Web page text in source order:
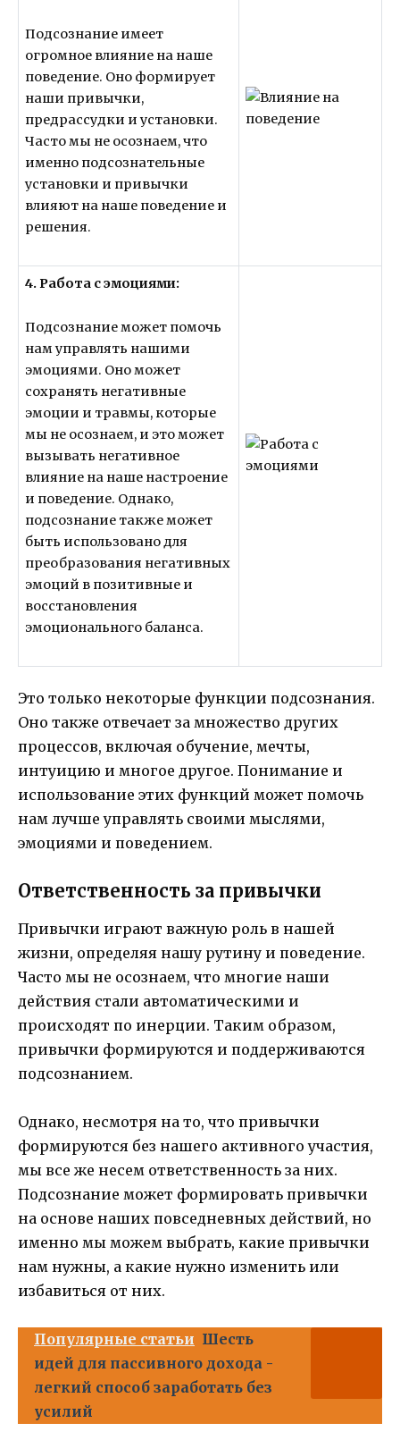
Подсознание имеет
огромное влияние на наше
поведение. Оно формирует
наши привычки,
предрассудки и установки.
Часто мы не осознаем, что
именно подсознательные
установки и привычки
влияют на наше поведение и
решения.
4. Работа с эмоциями:
Подсознание может помочь
нам управлять нашими
эмоциями. Оно может
сохранять негативные
эмоции и травмы, которые
мы не осознаем, и это может
вызывать негативное
влияние на наше настроение
и поведение. Однако,
подсознание также может
быть использовано для
преобразования негативных
эмоций в позитивные и
восстановления
эмоционального баланса.
Это только некоторые функции подсознания.
Оно также отвечает за множество других
процессов, включая обучение, мечты,
интуицию и многое другое. Понимание и
использование этих функций может помочь
нам лучше управлять своими мыслями,
эмоциями и поведением.
Ответственность за привычки
Привычки играют важную роль в нашей
жизни, определяя нашу рутину и поведение.
Часто мы не осознаем, что многие наши
действия стали автоматическими и
происходят по инерции. Таким образом,
привычки формируются и поддерживаются
подсознанием.
Однако, несмотря на то, что привычки
формируются без нашего активного участия,
мы все же несем ответственность за них.
Подсознание может формировать привычки
на основе наших повседневных действий, но
именно мы можем выбрать, какие привычки
нам нужны, а какие нужно изменить или
избавиться от них.
Популярные статьи Шесть
идей для пассивного дохода -
легкий способ заработать без
усилий